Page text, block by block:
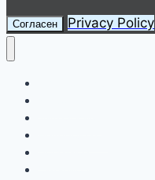
Согласен Privacy Policy